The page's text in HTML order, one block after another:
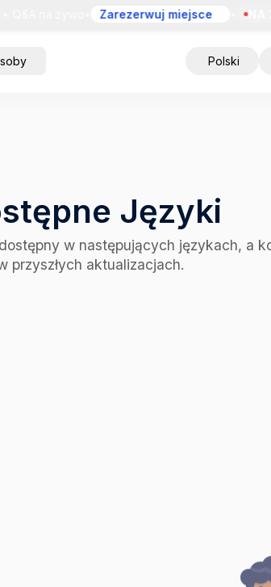
Zarezerwuj miejsce NA
Polski
Języki
w następujących językach, a
przyszłych aktualizacjach.